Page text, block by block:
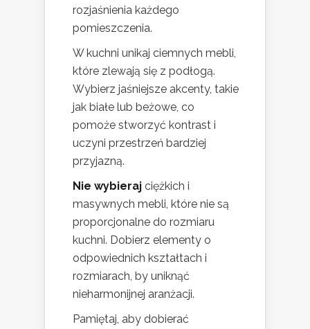
rozjaśnienia każdego
pomieszczenia.
W kuchni unikaj ciemnych mebli,
które zlewają się z podłogą.
Wybierz jaśniejsze akcenty, takie
jak białe lub beżowe, co
pomoże stworzyć kontrast i
uczyni przestrzeń bardziej
przyjazną.
Nie wybieraj ciężkich i
masywnych mebli, które nie są
proporcjonalne do rozmiaru
kuchni. Dobierz elementy o
odpowiednich kształtach i
rozmiarach, by uniknąć
nieharmonijnej aranżacji.
Pamiętaj, aby dobierać